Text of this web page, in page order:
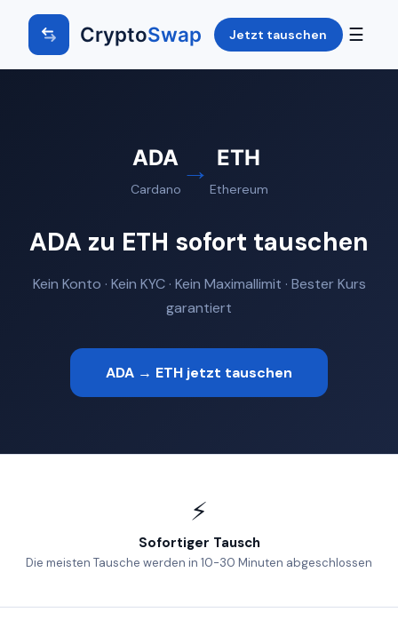
CryptoSwap Jetzt tauschen ☰
ADA
Cardano
→ ETH
Ethereum
ADA zu ETH sofort tauschen
Kein Konto · Kein KYC · Kein Maximallimit · Bester Kurs
garantiert
ADA → ETH jetzt tauschen
⚡
Sofortiger Tausch
Die meisten Tausche werden in 10-30 Minuten abgeschlossen